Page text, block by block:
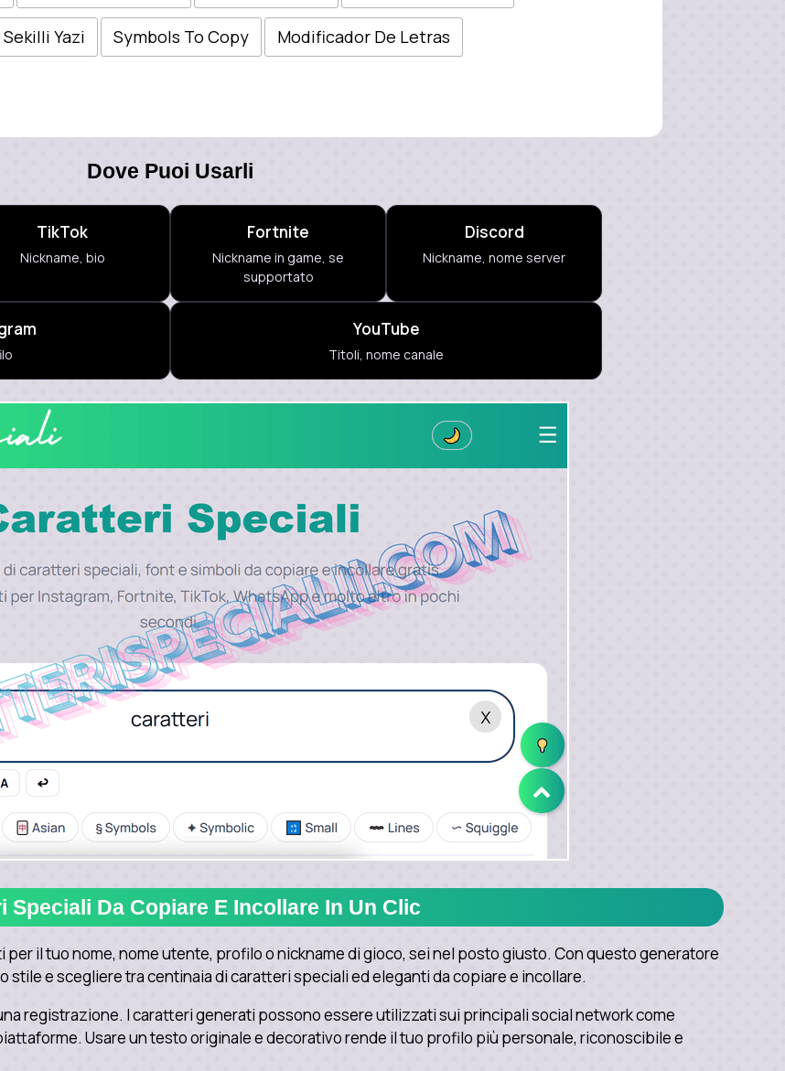
Sekilli Yazi Symbols To Copy Modificador De Letras
Dove Puoi Usarli
TikTok
Nickname, bio
Fortnite
Nickname in game, se
supportato
Discord
Nickname, nome server
YouTube
Titoli, nome canale
Speciali Da Copiare E Incollare In Un Clic
il tuo nome, nome utente, profilo o nickname di gioco, sei nel posto giusto. Con questo generatore
e scegliere tra centinaia di caratteri speciali ed eleganti da copiare e incollare.
registrazione. I caratteri generati possono essere utilizzati sui principali social network come
Usare un testo originale e decorativo rende il tuo profilo più personale, riconoscibile e